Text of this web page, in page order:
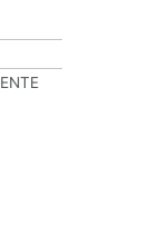
ses collaborateurs
avec nos
ses parties
peuvent attendre